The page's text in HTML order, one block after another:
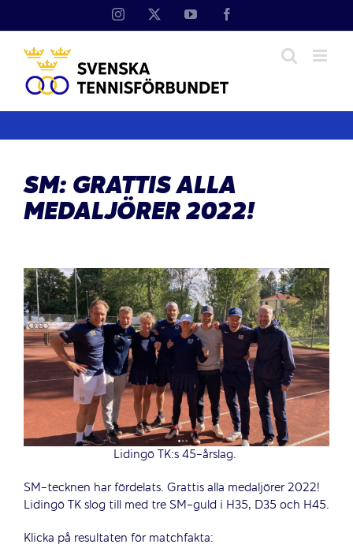
Instagram YouTube
SM: GRATTIS ALLA
MEDALJÖRER 2022!
Lidingö TK:s 45-årslag.
SM-tecknen har fördelats. Grattis alla medaljörer 2022!
Lidingö TK slog till med tre SM-guld i H35, D35 och H45.
Klicka på resultaten för matchfakta: